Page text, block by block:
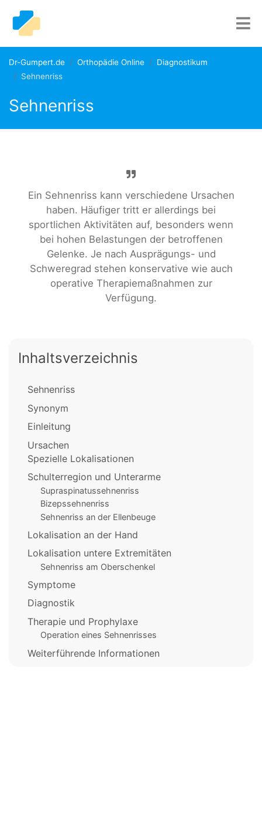
Dr-Gumpert.de Orthopädie Online
Diagnostikum
Sehnenriss
Sehnenriss
Ein Sehnenriss kann verschiedene Ursachen
haben. Häufiger tritt er allerdings bei
sportlichen Aktivitäten auf, besonders wenn
bei hohen Belastungen der betroffenen
Gelenke. Je nach Ausprägungs- und
Schweregrad stehen konservative wie auch
operative Therapiemaßnahmen zur
Verfügung.
Inhaltsverzeichnis
Sehnenriss
Synonym
Einleitung
Ursachen
Spezielle Lokalisationen
Schulterregion und Unterarme
Supraspinatussehnenriss
Bizepssehnenriss
Sehnenriss an der Ellenbeuge
Lokalisation an der Hand
Lokalisation untere Extremitäten
Sehnenriss am Oberschenkel
Symptome
Diagnostik
Therapie und Prophylaxe
Operation eines Sehnenrisses
Weiterführende Informationen